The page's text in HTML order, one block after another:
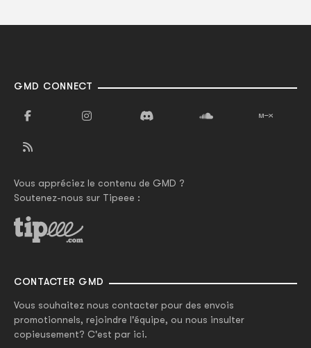
GMD CONNECT
Vous appréciez le contenu de GMD ?
Soutenez-nous sur Tipeee :
CONTACTER GMD
Vous souhaitez nous contacter pour des envois
promotionnels, rejoindre l'équipe, ou nous insulter
copieusement? C'est par ici.